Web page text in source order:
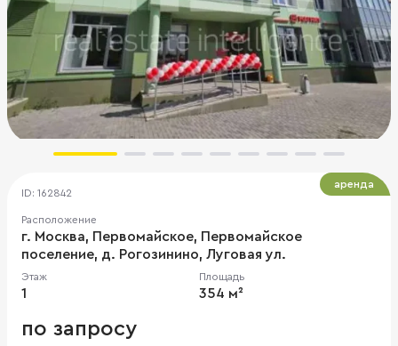
ID: 162842
Расположение
г. Москва, Первомайское, Первомайское
поселение, д. Рогозинино, Луговая ул.
Этаж
1
Площадь
354 м²
по запросу
аренда